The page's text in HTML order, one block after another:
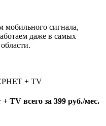
мобильного сигнала,
даже в самых
+ TV всего за 399 руб./мес.